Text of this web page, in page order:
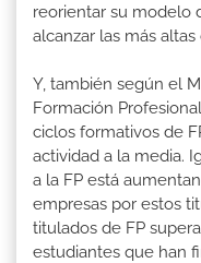
reorientar su modelo
alcanzar las más
Y, también según el
Formación
ciclos formativos de
actividad a la media.
a la FP está
empresas por estos
titulados de FP
estudiantes que han